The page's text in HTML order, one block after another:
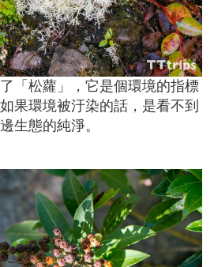
「松蘿」，它是個環境的指標
果環境被汙染的話，是看不到
生態的純淨。